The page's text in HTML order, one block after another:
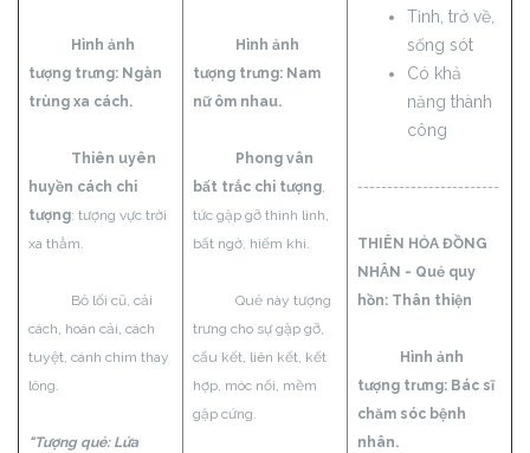
Hình ảnh
tượng trưng: Ngàn
trùng xa cách.
Thiên uyên
huyền cách chi
tượng: tượng vực trời
xa thẳm.
Bỏ lối cũ, cải
cách, hoán cải, cách
tuyệt, cánh chim thay
lông.
"Tượng quẻ: Lửa
Hình ảnh
tượng trưng: Nam
nữ ôm nhau.
Phong vân
bất trắc chi tượng,
tức gặp gỡ thình lình,
bất ngờ, hiếm khi.
Quẻ này tượng
trưng cho sự gặp gỡ,
cấu kết, liên kết, kết
hợp, móc nối, mềm
gặp cứng.
Tỉnh, trở về,
sống sót
Có khả
năng thành
công
------------------------
THIÊN HỎA ĐỒNG
NHÂN - Quẻ quy
hồn: Thân thiện
Hình ảnh
tượng trưng: Bác sĩ
chăm sóc bệnh
nhân.